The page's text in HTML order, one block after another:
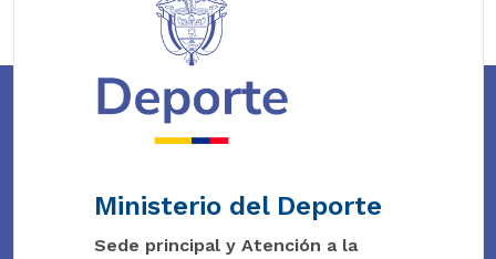
Ministerio del Deporte
Sede principal y Atención a la